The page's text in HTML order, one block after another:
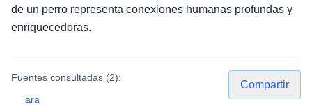
de un perro representa conexiones humanas profundas y
enriquecedoras.
Fuentes consultadas (2):
ara
Compartir